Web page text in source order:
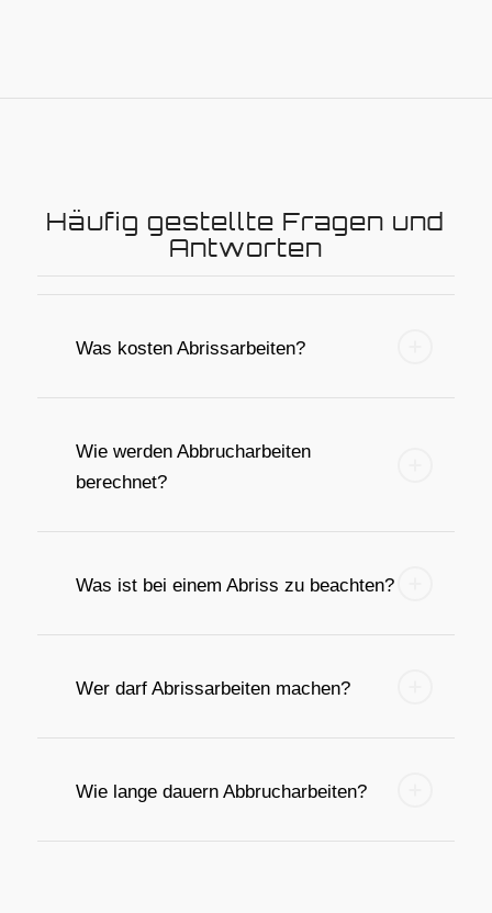
Häufig gestellte Fragen und
Antworten
Was kosten Abrissarbeiten?
Wie werden Abbrucharbeiten
berechnet?
Was ist bei einem Abriss zu beachten?
Wer darf Abrissarbeiten machen?
Wie lange dauern Abbrucharbeiten?